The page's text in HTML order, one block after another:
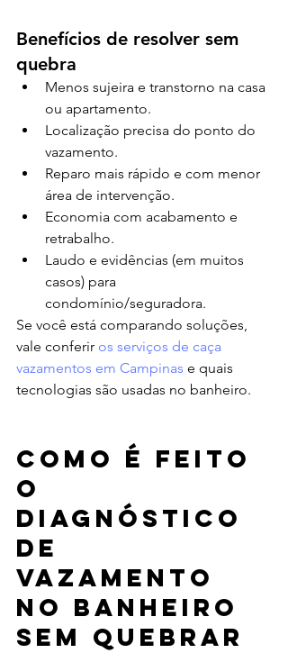
Benefícios de resolver sem
quebra
Menos sujeira e transtorno na casa
ou apartamento.
Localização precisa do ponto do
vazamento.
Reparo mais rápido e com menor
área de intervenção.
Economia com acabamento e
retrabalho.
Laudo e evidências (em muitos
casos) para
condomínio/seguradora.
Se você está comparando soluções,
vale conferir os serviços de caça
vazamentos em Campinas e quais
tecnologias são usadas no banheiro.
Como é feito
o
diagnóstico
de
vazamento
no banheiro
sem quebrar